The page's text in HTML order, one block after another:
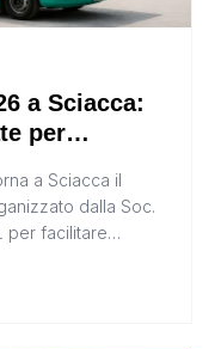
a Sciacca:
per
a Sciacca il
dalla Soc.
per facilitare